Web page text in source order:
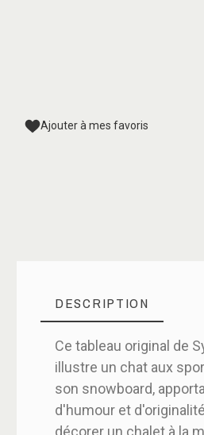
Ajouter à mes favoris
DESCRIPTION
Ce tableau original de
illustre un chat aux
son snowboard,
d'humour et
décorer un chalet à la